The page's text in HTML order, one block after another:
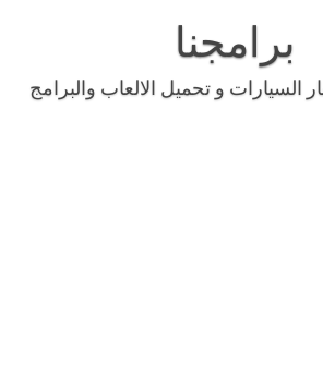
برامجنا
السيارات و تحميل الالعاب والبرامج